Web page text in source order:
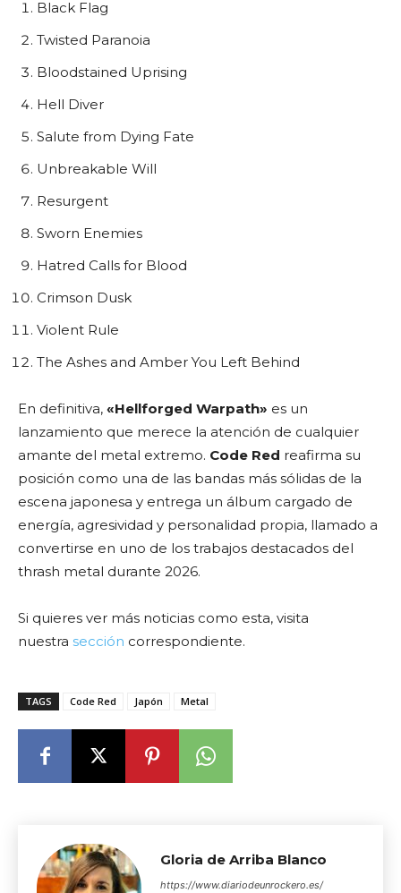
Black Flag
Twisted Paranoia
Bloodstained Uprising
Hell Diver
Salute from Dying Fate
Unbreakable Will
Resurgent
Sworn Enemies
Hatred Calls for Blood
Crimson Dusk
Violent Rule
The Ashes and Amber You Left Behind
En definitiva, «Hellforged Warpath» es un
lanzamiento que merece la atención de cualquier
amante del metal extremo. Code Red reafirma su
posición como una de las bandas más sólidas de la
escena japonesa y entrega un álbum cargado de
energía, agresividad y personalidad propia, llamado a
convertirse en uno de los trabajos destacados del
thrash metal durante 2026.
Si quieres ver más noticias como esta, visita
nuestra sección correspondiente.
TAGS Code Red Japón Metal
Gloria de Arriba Blanco
https://www.diariodeunrockero.es/